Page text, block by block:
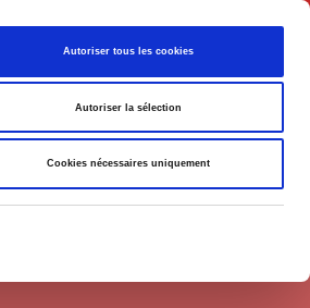
Autoriser tous les cookies
Autoriser la sélection
Cookies nécessaires uniquement